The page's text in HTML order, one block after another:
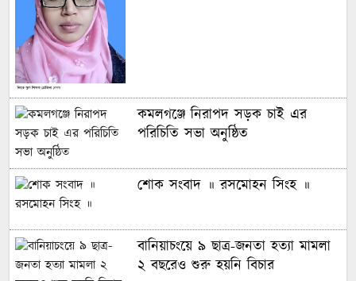
কমলগঞ্জে নিরাপদ সড়ক চাই এর
পরিচিতি সভা অনুষ্ঠিত
শোক সংবাদ ॥ রসমোহন সিংহ ॥
বানিয়াচংয়ে ৯ ছাত্র-জনতা হত্যা মামলা
২ বছরেও শুরু হয়নি বিচার